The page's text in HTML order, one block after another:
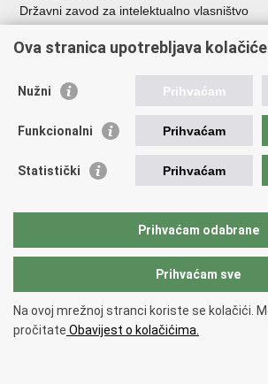
Državni zavod za intelektualno vlasništvo
HAKOM
Ostale poveznice
Hrvatski audiovizualni centar
Creative Europe
EU National Institutes for Culture
Međunarodni centar za podvodnu
Copyright © 2026 Ministarstvo kulture i medija.
pristupačnosti.
Ova stranica upotrebljava kolačiće
Nužni Prihvaćam
Funkcionalni Prihvaćam
Statistički Prihvaćam
Prihvaćam odabrane
Prihvaćam sve
Na ovoj mrežnoj stranci koriste se kolačići.
pročitate Obavijest o kolačićima.